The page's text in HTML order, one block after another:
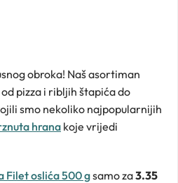
obroka! Naš asortiman
pizza i ribljih štapića do
smo nekoliko najpopularnijih
hrana koje vrijedi
Filet oslića 500 gsamo za3.35